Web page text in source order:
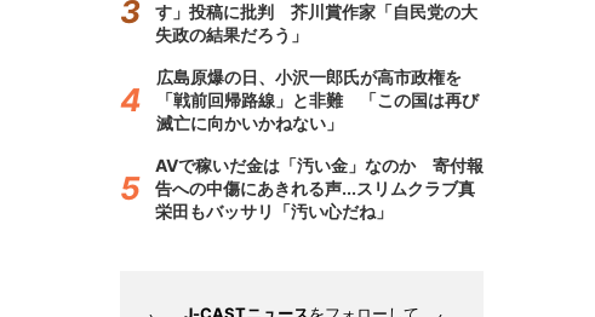
す」投稿に批判 芥川賞作家「自民党の大
失政の結果だろう」
広島原爆の日、小沢一郎氏が高市政権を
「戦前回帰路線」と非難 「この国は再び
滅亡に向かいかねない」
AVで稼いだ金は「汚い金」なのか 寄付報
告への中傷にあきれる声...スリムクラブ真
栄田もバッサリ「汚い心だね」